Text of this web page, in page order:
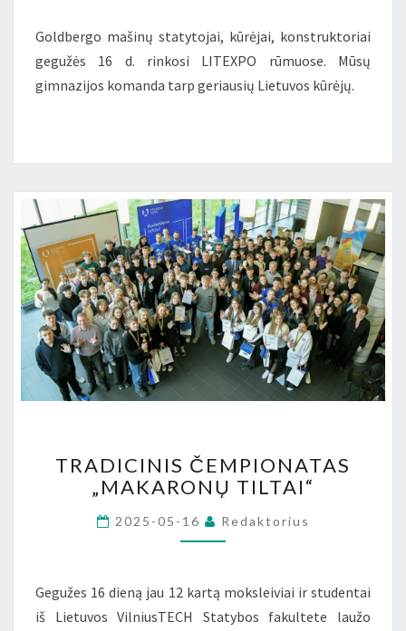
Goldbergo mašinų statytojai, kūrėjai, konstruktoriai
gegužės 16 d. rinkosi LITEXPO rūmuose. Mūsų
gimnazijos komanda tarp geriausių Lietuvos kūrėjų.
ČEMPIONATAS
„MAKARONŲ
TRADICINIS ČEMPIONATAS
„MAKARONŲ TILTAI“
2025-05-16 Redaktorius
Gegužes 16 dieną jau 12 kartą moksleiviai ir studentai
iš Lietuvos VilniusTECH Statybos fakultete laužo